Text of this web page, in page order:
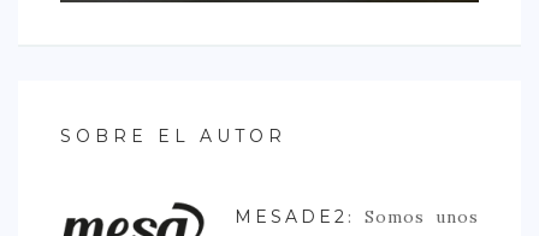
SOBRE EL AUTOR
MESADE2: Somos unos